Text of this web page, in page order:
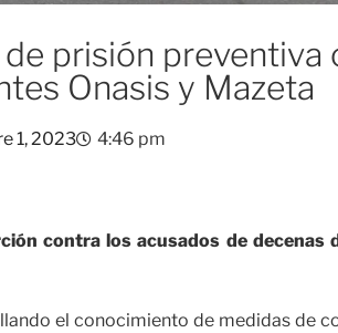
prisión preventiva
Onasis y Mazeta
1, 2023 4:46 pm
contra los acusados de decenas
el conocimiento de medidas de